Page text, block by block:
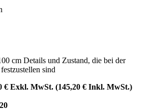
cm Details und Zustand, die bei der
sind
€ Exkl. MwSt. (145,20 € Inkl. MwSt.)